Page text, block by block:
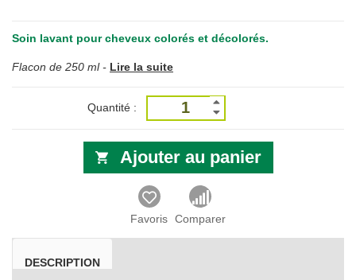
Soin lavant pour cheveux colorés et décolorés.
Flacon de 250 ml - Lire la suite
Quantité :
Ajouter au panier
Favoris Comparer
DESCRIPTION